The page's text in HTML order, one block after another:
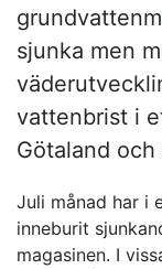
sjunka men
vattenbrist i
Götaland och
Juli månad har i
inneburit
magasinen. I